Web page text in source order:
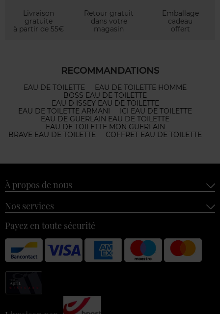
Livraison
gratuite
à partir de 55€
Retour gratuit
dans votre
magasin
Emballage
cadeau
offert
RECOMMANDATIONS
EAU DE TOILETTE
EAU DE TOILETTE HOMME
BOSS EAU DE TOILETTE
EAU D ISSEY EAU DE TOILETTE
EAU DE TOILETTE ARMANI
ICI EAU DE TOILETTE
EAU DE GUERLAIN EAU DE TOILETTE
EAU DE TOILETTE MON GUERLAIN
BRAVE EAU DE TOILETTE
COFFRET EAU DE TOILETTE
À propos de nous
Nos services
Payez en toute sécurité